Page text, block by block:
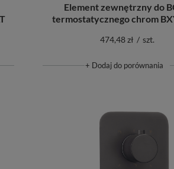
Element zewnętrzny do
termostatycznego chrom
474,48 zł / szt.
+ Dodaj do porównania